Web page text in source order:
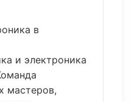
в
и электроника
мастеров,